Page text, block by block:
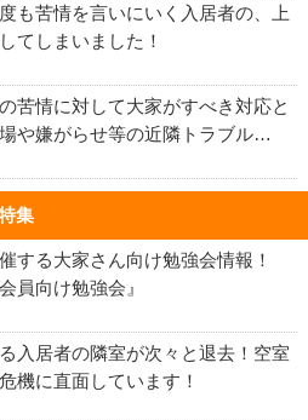
も苦情を言いにいく入居者の、上
てしまいました！
苦情に対して大家がすべき対応と
や嫌がらせ等の近隣トラブル…
集
する大家さん向け勉強会情報！
員向け勉強会』
入居者の隣室が次々と退去！空室
機に直面しています！